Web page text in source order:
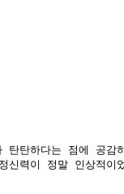
탄탄하다는 점에 공감
신력이 정말 인상적이